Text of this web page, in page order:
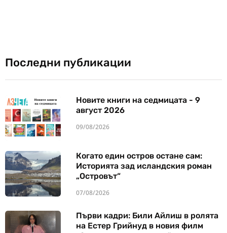
Последни публикации
Новите книги на седмицата - 9
август 2026
09/08/2026
Когато един остров остане сам:
Историята зад исландския роман
„Островът“
07/08/2026
Първи кадри: Били Айлиш в ролята
на Естер Грийнуд в новия филм